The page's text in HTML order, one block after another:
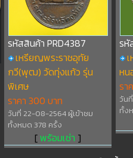
รหัสสินค้า PRD4387
เหรียญพระราชอุทัย
กวี(พุฒ) วัดทุ่งแก้ว รุ่น
พิเศษ
ราคา 300 บาท
วันที่ 22-08-2564 ผู้เข้าชม
ทั้งหมด 378 ครั้ง
[พร้อมเช่า ]
รหั
หน
รา
วัน
ทั้ง